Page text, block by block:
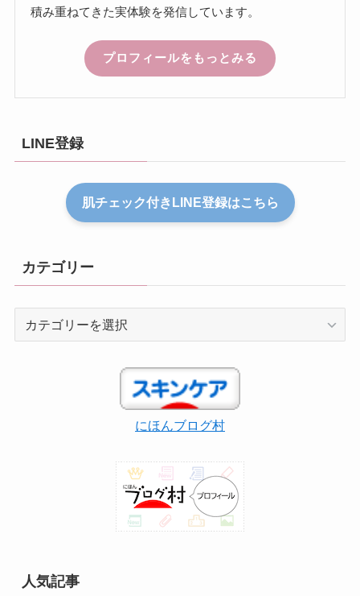
積み重ねてきた実体験を発信しています。
プロフィールをもっとみる
LINE登録
肌チェック付きLINE登録はこちら
カテゴリー
にほんブログ村
人気記事